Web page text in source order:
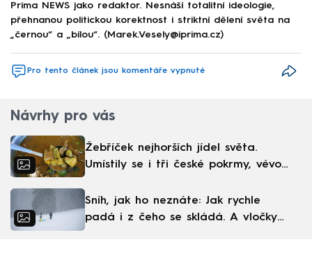
Prima NEWS jako redaktor. Nesnáší totalitní ideologie,
přehnanou politickou korektnost i striktní dělení světa na
„černou“ a „bílou“. (Marek.Vesely@iprima.cz)
Pro tento článek jsou komentáře vypnuté
Návrhy pro vás
Žebříček nejhorších jídel světa.
Umístily se i tři české pokrmy, vévodí
Sníh, jak ho neznáte: Jak rychle
padá i z čeho se skládá. A vločky